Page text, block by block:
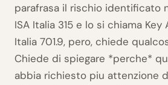
parafrasa il rischio identificato
ISA Italia 315 e lo si chiama Key
Italia 701.9, pero, chiede
Chiede di spiegare *perche*
abbia richiesto piu attenzione